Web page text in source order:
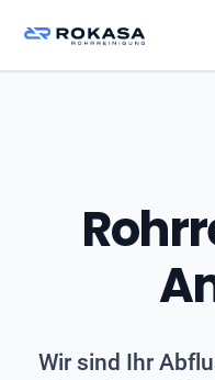
Wir sind Ihr